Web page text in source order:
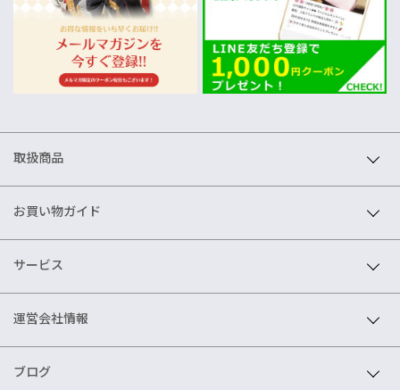
取扱商品
お買い物ガイド
サービス
運営会社情報
ブログ